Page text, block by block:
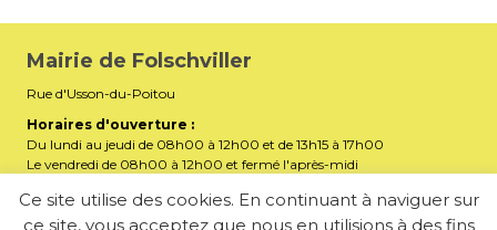
Mairie de Folschviller
Rue d'Usson-du-Poitou
Horaires d'ouverture :
Du lundi au jeudi de 08h00 à 12h00 et de 13h15 à 17h00
Le vendredi de 08h00 à 12h00 et fermé l'après-midi
Téléphone :03 87 29 32 90
Ce site utilise des cookies. En continuant à naviguer sur
ce site, vous acceptez que nous en utilisions à des fins